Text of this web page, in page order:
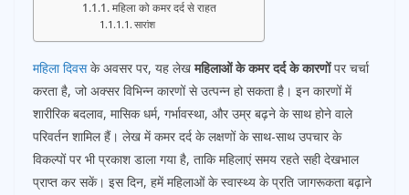
महिला को कमर दर्द से राहत
सारांश
महिला दिवसके अवसर पर, यह लेखमहिलाओं के कमर दर्द के कारणोंपर चर्चा
करता है, जो अक्सर विभिन्न कारणों से उत्पन्न हो सकता है। इन कारणों में
शारीरिक बदलाव, मासिक धर्म, गर्भावस्था, और उम्र बढ़ने के साथ होने वाले
परिवर्तन शामिल हैं। लेख में कमर दर्द के लक्षणों के साथ-साथ उपचार के
विकल्पों पर भी प्रकाश डाला गया है, ताकि महिलाएं समय रहते सही देखभाल
प्राप्त कर सकें। इस दिन, हमें महिलाओं के स्वास्थ्य के प्रति जागरूकता बढ़ाने